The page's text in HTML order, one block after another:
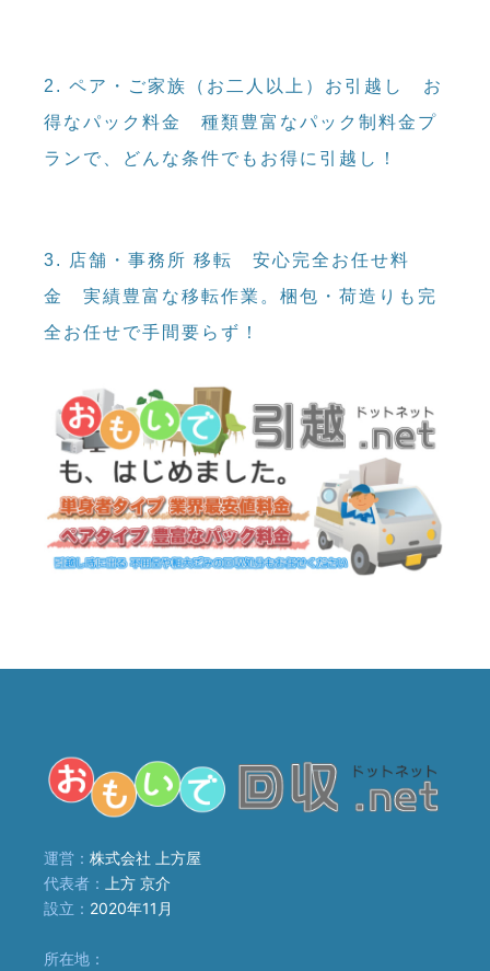
2. ペア・ご家族（お二人以上）お引越し お
得なパック料金 種類豊富なパック制料金プ
ランで、どんな条件でもお得に引越し！
3. 店舗・事務所 移転 安心完全お任せ料
金 実績豊富な移転作業。梱包・荷造りも完
全お任せで手間要らず！
運営： 株式会社 上方屋
代表者：
上方 京介
設立： 2020年11月
所在地：